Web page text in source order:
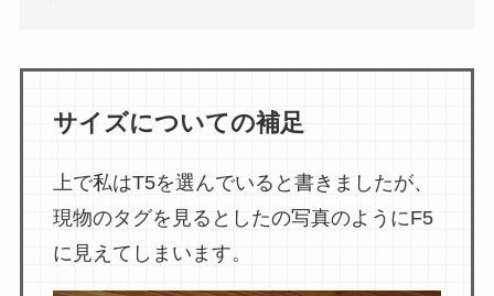
サイズについての補足
上で私はT5を選んでいると書きましたが、
現物のタグを見るとしたの写真のようにF5
に見えてしまいます。